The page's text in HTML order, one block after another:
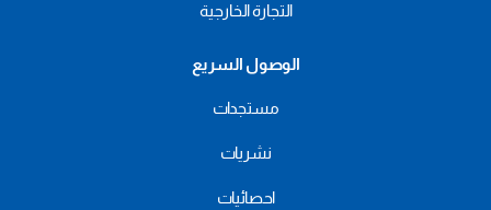
التجارة الخارجية
الوصول السريع
مستجدات
نشريات
احصائيات